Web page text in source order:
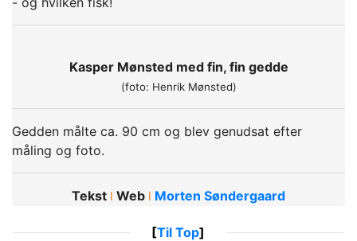
Kasper Mønsted med fin, fin gedde
(foto: Henrik Mønsted)
Gedden målte ca. 90 cm og blev genudsat efter
måling og foto.
Tekst ǀ Web ǀ Morten Søndergaard
[Til Top]